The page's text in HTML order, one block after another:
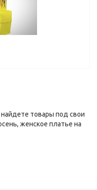
товары под свои
женское платье на